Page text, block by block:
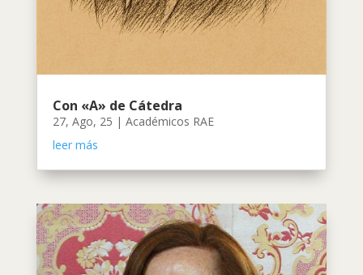
Con «A» de Cátedra
27, Ago, 25 | Académicos RAE
leer más